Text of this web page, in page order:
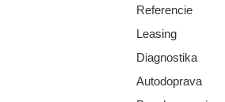
Referencie
Leasing
Diagnostika
Autodoprava